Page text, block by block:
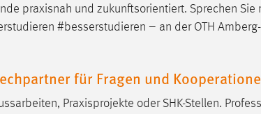
praxisnah und zukunftsorientiert. Sprechen Sie
#besserstudieren – an der OTH
für Fragen und
Praxisprojekte oder SHK-Stellen.
benötigt um die Chatfunktion
zu können.
mibew_locale = 3